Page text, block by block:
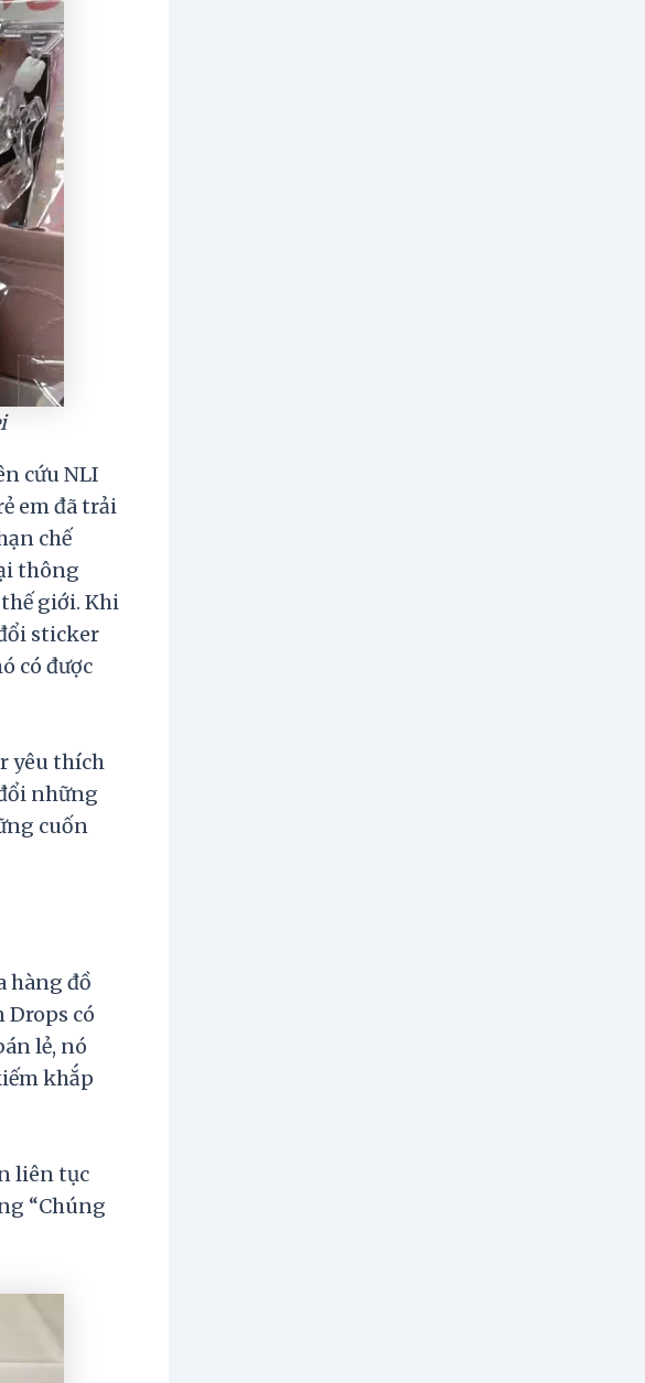
cứu NLI
em đã trải
chế
thông
giới. Khi
sticker
có được
yêu thích
những
cuốn
hàng đồ
có
lẻ, nó
khắp
liên tục
“Chúng